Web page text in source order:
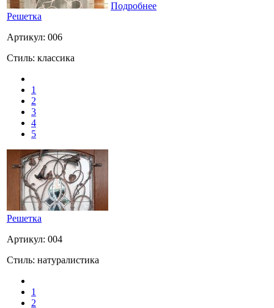
Решетка
Артикул: 006
Стиль: классика
1
2
3
4
5
Решетка
Артикул: 004
Стиль: натуралистика
1
2
Подробнее